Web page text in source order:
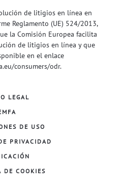
de litigios en línea en
Reglamento (UE) 524/2013,
la Comisión Europea facilita
de litigios en línea y que
en el enlace
consumers/odr.
LEGAL
DE USO
PRIVACIDAD
DE COOKIES